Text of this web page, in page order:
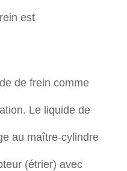
est
de frein comme
Le liquide de
au maître-cylindre
(étrier) avec